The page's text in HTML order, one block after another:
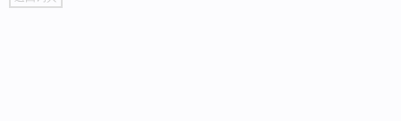
top